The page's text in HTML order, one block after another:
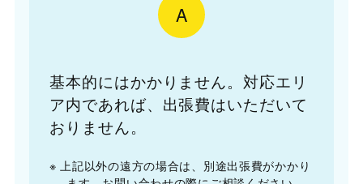
A
基本的にはかかりません。対応エリ
ア内であれば、出張費はいただいて
おりません。
※ 上記以外の遠方の場合は、別途出張費がかかり